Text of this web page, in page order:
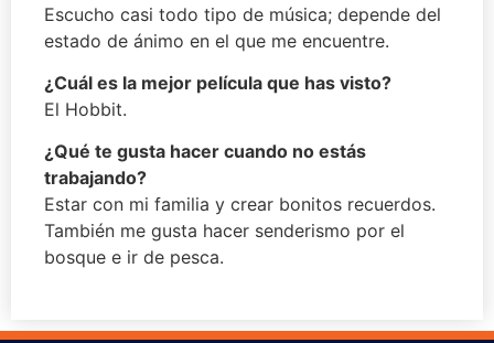
Escucho casi todo tipo de música; depende del
estado de ánimo en el que me encuentre.
¿Cuál es la mejor película que has visto?
El Hobbit.
¿Qué te gusta hacer cuando no estás
trabajando?
Estar con mi familia y crear bonitos recuerdos.
También me gusta hacer senderismo por el
bosque e ir de pesca.